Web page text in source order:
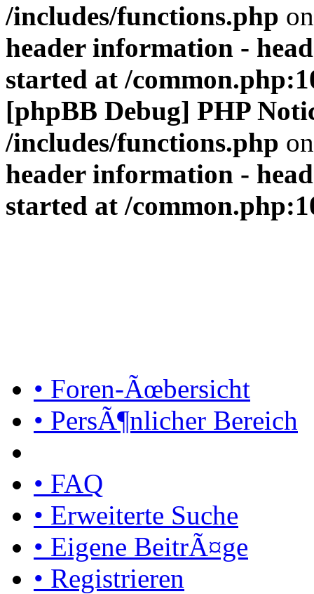
/includes/functions.php
header information -
started at /
[phpBB Debug] PHP
/includes/functions.php
header information -
started at /
• Foren-Ãœbersicht
• PersÃ¶nlicher Bereich
• FAQ
• Erweiterte Suche
• Eigene BeitrÃ¤ge
• Registrieren